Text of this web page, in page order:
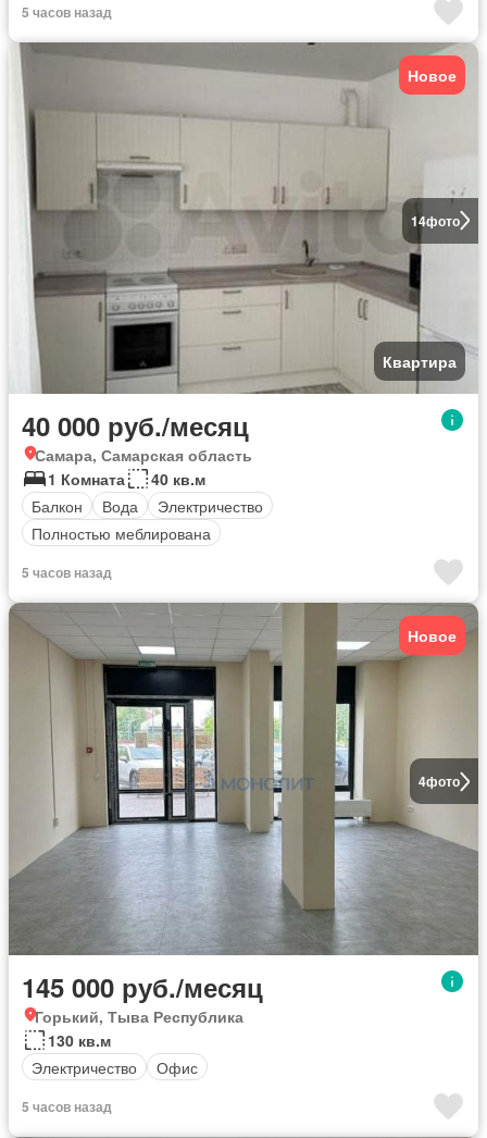
5 часов назад
14фото
Новое
Квартира
40 000 руб./месяц
Самара, Самарская область
1 Комната
40 кв.м
Балкон
Вода
Электричество
Полностью меблирована
5 часов назад
4фото
Новое
145 000 руб./месяц
Горький, Тыва Республика
130 кв.м
Электричество
Офис
5 часов назад